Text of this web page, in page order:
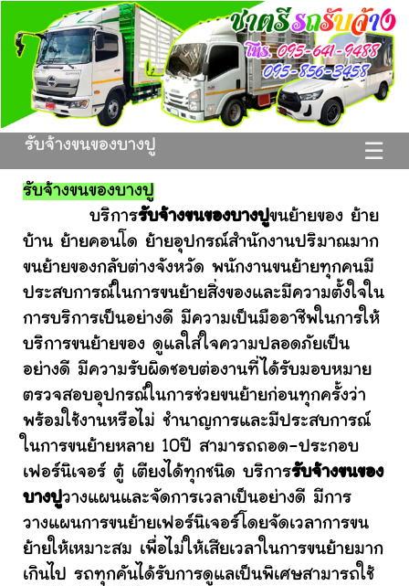
☰
รับจ้างขนของบางปู
รับจ้างขนของบางปู
บริการรับจ้างขนของบางปูขนย้ายของ ย้าย
บ้าน ย้ายคอนโด ย้ายอุปกรณ์สำนักงานปริมาณมาก
ขนย้ายของกลับต่างจังหวัด พนักงานขนย้ายทุกคนมี
ประสบการณ์ในการขนย้ายสิ่งของและมีความตั้งใจใน
การบริการเป็นอย่างดี มีความเป็นมืออาชีพในการให้
บริการขนย้ายของ ดูแลใส่ใจความปลอดภัยเป็น
อย่างดี มีความรับผิดชอบต่องานที่ได้รับมอบหมาย
ตรวจสอบอุปกรณ์ในการช่วยขนย้ายก่อนทุกครั้งว่า
พร้อมใช้งานหรือไม่ ชำนาญการและมีประสบการณ์
ในการขนย้ายหลาย 10ปี สามารถถอด-ประกอบ
เฟอร์นิเจอร์ ตู้ เตียงได้ทุกชนิด บริการรับจ้างขนของ
บางปูวางแผนและจัดการเวลาเป็นอย่างดี มีการ
วางแผนการขนย้ายเฟอร์นิเจอร์โดยจัดเวลาการขน
ย้ายให้เหมาะสม เพื่อไม่ให้เสียเวลาในการขนย้ายมาก
เกินไป รถทุกคันได้รับการดูแลเป็นพิเศษสามารถใช้